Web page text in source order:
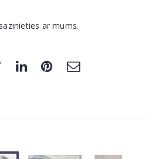
ar mums.